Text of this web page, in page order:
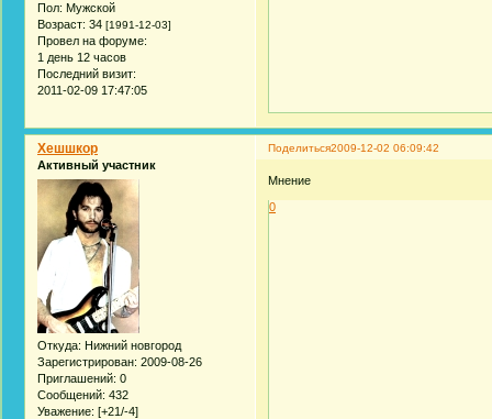
Пол: Мужской
Возраст: 34 [1991-12-03]
Провел на форуме:
1 день 12 часов
Последний визит:
2011-02-09 17:47:05
Поделиться2009-12-02 06:09:42
Хешшкор
Активный участник
Откуда: Нижний новгород
Зарегистрирован: 2009-08-26
Приглашений: 0
Сообщений: 432
Уважение: [+21/-4]
Мнение
0